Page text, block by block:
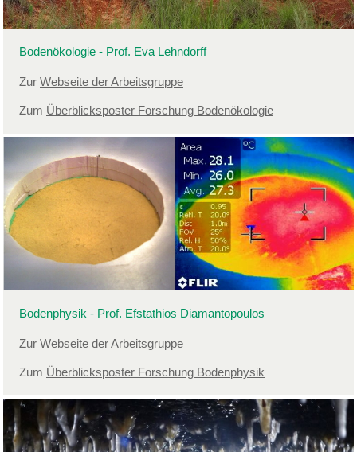
Bodenökologie - Prof. Eva Lehndorff
Zur Webseite der Arbeitsgruppe
Zum Überblicksposter Forschung Bodenökologie
Bodenphysik - Prof. Efstathios Diamantopoulos
Zur Webseite der Arbeitsgruppe
Zum Überblicksposter Forschung Bodenphysik